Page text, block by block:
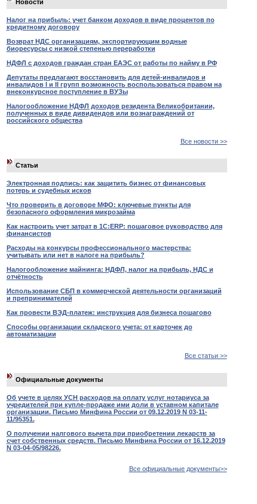
Новости
Налог на прибыль: учет банком доходов в виде процентов по
кредитному договору
Возврат НДС организациям, экспортирующим водные
биоресурсы с низкой степенью переработки
НДФЛ с доходов граждан стран ЕАЭС от работы по найму в РФ
Депутаты предлагают восстановить для детей-инвалидов и
инвалидов I и II групп возможность воспользоваться правом на
внеконкурсное поступление в ВУЗы
Налогообложение НДФЛ доходов резидента Великобритании,
полученных в виде дивидендов или вознаграждений от
российского общества
Все новости >>
Статьи
Электронная подпись: как защитить бизнес от финансовых
потерь и судебных исков
Что проверить в договоре МФО: ключевые пункты для
безопасного оформления микрозайма
Как настроить учет затрат в 1С:ERP: пошаговое руководство для
финансистов
Расходы на конкурсы профессионального мастерства:
учитывать или нет в налоге на прибыль?
Налогообложение майнинга: НДФЛ, налог на прибыль, НДС и
отчётность
Использование СБП в коммерческой деятельности организаций
и препринимателей
Как провести ВЭД-платеж: инструкция для бизнеса пошагово
Способы организации складского учета: от карточек до
автоматизации
Все статьи >>
Официальные документы
Об учете в целях УСН расходов на оплату услуг нотариуса за
учредителей при купле-продаже ими доли в уставном капитале
организации. Письмо Минфина России от 09.12.2019 N 03-11-
11/95351.
О получении налгового вычета при приобретении лекарств за
счет собственных средств. Письмо Минфина России от 16.12.2019
N 03-04-05/98226.
Все официальные документы>>